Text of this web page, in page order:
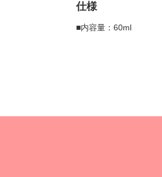
仕様
■内容量：60ml